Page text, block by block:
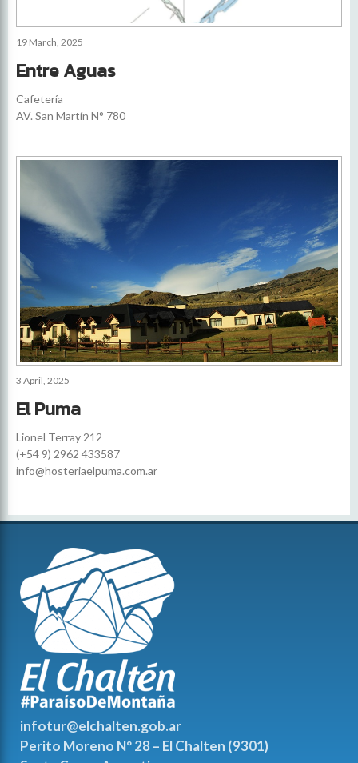
19 March, 2025
Entre Aguas
Cafetería
AV. San Martín N° 780
3 April, 2025
El Puma
Lionel Terray 212
(+54 9) 2962 433587
info@hosteriaelpuma.com.ar
infotur@elchalten.gob.ar
Perito Moreno Nº 28 – El Chalten (9301)